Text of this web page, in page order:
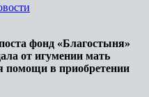
фонд «Благостыня»
от игумении мать
помощи в приобретении